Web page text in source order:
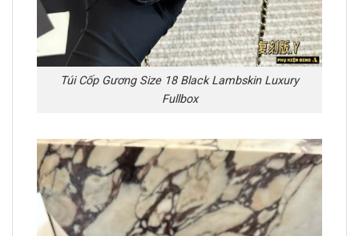
Túi Cốp Gương Size 18 Black Lambskin Luxury
Fullbox